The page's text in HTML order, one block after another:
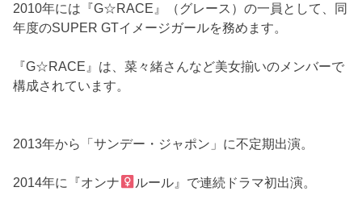
2010年には『G☆RACE』（グレース）の一員として、同
年度のSUPER GTイメージガールを務めます。
『G☆RACE』は、菜々緒さんなど美女揃いのメンバーで
構成されています。
2013年から「サンデー・ジャポン」に不定期出演。
2014年に『オンナ ルール』で連続ドラマ初出演。